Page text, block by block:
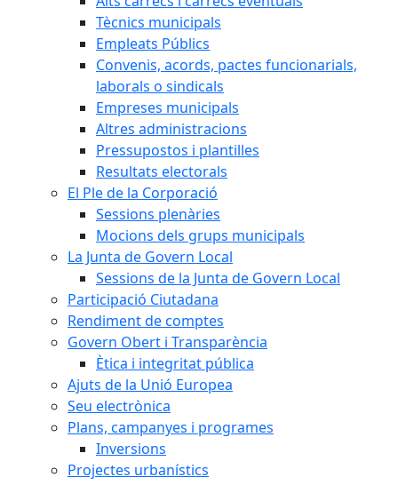
Tècnics municipals
Empleats Públics
Convenis, acords, pactes funcionarials,
laborals o sindicals
Empreses municipals
Altres administracions
Pressupostos i plantilles
Resultats electorals
El Ple de la Corporació
Sessions plenàries
Mocions dels grups municipals
La Junta de Govern Local
Sessions de la Junta de Govern Local
Participació Ciutadana
Rendiment de comptes
Govern Obert i Transparència
Ètica i integritat pública
Ajuts de la Unió Europea
Seu electrònica
Plans, campanyes i programes
Inversions
Projectes urbanístics